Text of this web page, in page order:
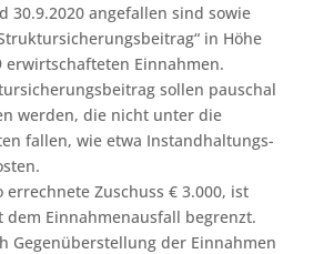
30.9.2020 angefallen sind sowie
in Höhe
erwirtschafteten Einnahmen.
sollen pauschal
werden, die nicht unter die
fallen, wie etwa Instandhaltungs-
errechnete Zuschuss € 3.000, ist
dem Einnahmenausfall begrenzt.
Gegenüberstellung der Einnahmen